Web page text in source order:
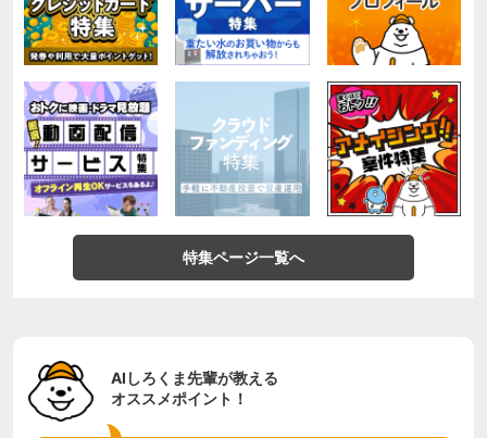
特集ページ一覧へ
AIしろくま先輩が教える
オススメポイント！